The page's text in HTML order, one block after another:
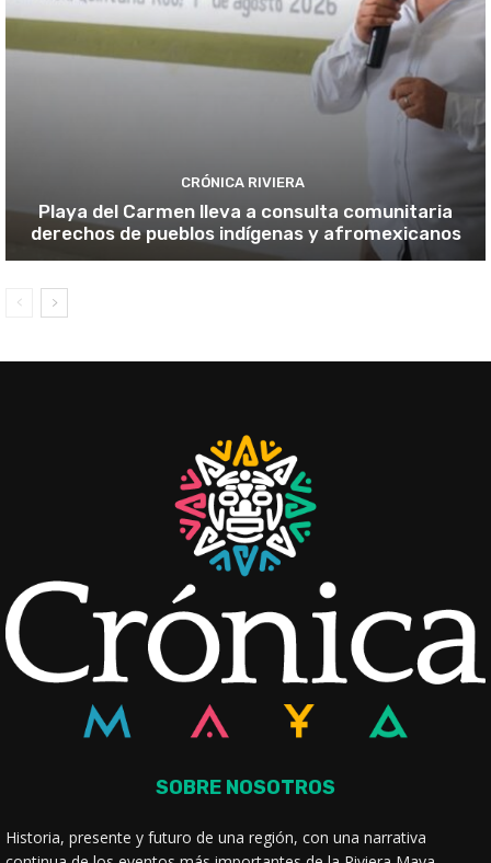
CRÓNICA RIVIERA
Playa del Carmen lleva a consulta comunitaria
derechos de pueblos indígenas y afromexicanos
SOBRE NOSOTROS
Historia, presente y futuro de una región, con una narrativa